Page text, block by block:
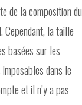
de la composition du
Cependant, la taille
basées sur les
dans le
et il n’y a pas